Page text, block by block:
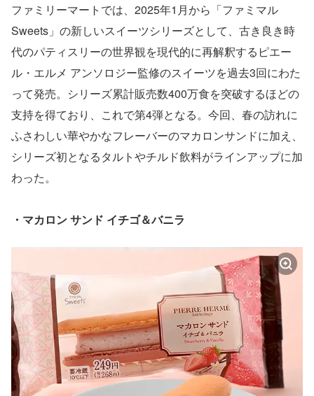
ファミリーマートでは、2025年1月から「ファミマル
Sweets」の新しいスイーツシリーズとして、古き良き時
代のパティスリーの世界観を現代的に再解釈するピエー
ル・エルメ アンソロジー監修のスイーツを過去3回にわた
って発売。シリーズ累計販売数400万食を突破するほどの
支持を得ており、これで第4弾となる。今回、春の訪れに
ふさわしい華やかなフレーバーのマカロンサンドに加え、
シリーズ初となるタルトやチルド飲料がラインアップに加
わった。
・マカロン サンド イチゴ＆バニラ